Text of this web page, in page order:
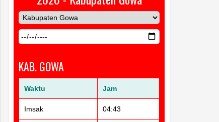
KAB. GOWA
Waktu Jam
Imsak 04:43